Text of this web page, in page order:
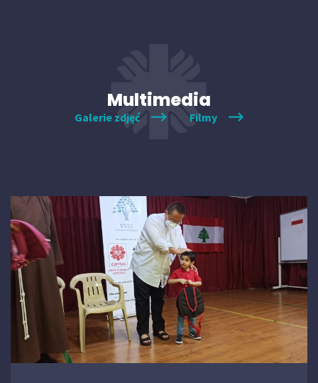
Multimedia
Galerie zdjęć Filmy